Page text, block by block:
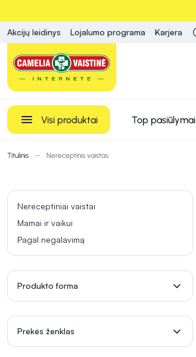
Akcijų leidinys Lojalumo programa Karjera
Visi produktai Top pasiūlymai
Titulinis Nereceptinis vaistas
Nereceptiniai vaistai
Mamai ir vaikui
Pagal negalavimą
Produkto forma
Prekės ženklas